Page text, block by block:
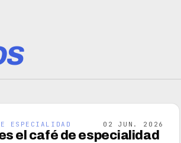
ESPECIALIDAD 02 JUN. 2026
el café de especialidad